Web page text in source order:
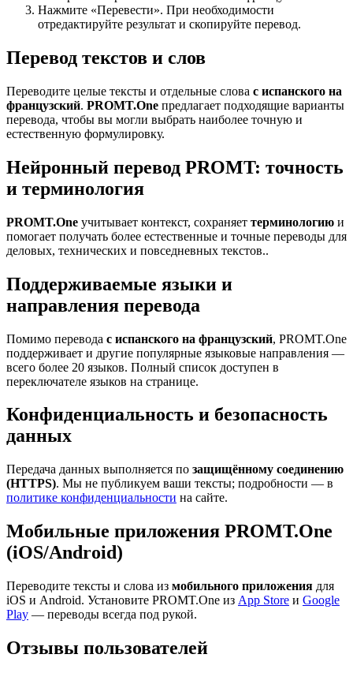
Нажмите «Перевести». При необходимости
отредактируйте результат и скопируйте перевод.
Перевод текстов и слов
Переводите целые тексты и отдельные слова с испанского на
французский. PROMT.One предлагает подходящие варианты
перевода, чтобы вы могли выбрать наиболее точную и
естественную формулировку.
Нейронный перевод PROMT: точность
и терминология
PROMT.One учитывает контекст, сохраняет терминологию и
помогает получать более естественные и точные переводы для
деловых, технических и повседневных текстов..
Поддерживаемые языки и
направления перевода
Помимо перевода с испанского на французский, PROMT.One
поддерживает и другие популярные языковые направления —
всего более 20 языков. Полный список доступен в
переключателе языков на странице.
Конфиденциальность и безопасность
данных
Передача данных выполняется по защищённому соединению
(HTTPS). Мы не публикуем ваши тексты; подробности — в
политике конфиденциальности на сайте.
Мобильные приложения PROMT.One
(iOS/Android)
Переводите тексты и слова из мобильного приложения для
iOS и Android. Установите PROMT.One из App Store и Google
Play — переводы всегда под рукой.
Отзывы пользователей